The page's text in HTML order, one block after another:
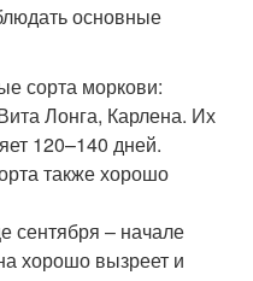
основные
сорта моркови:
Лонга, Карлена. Их
120–140 дней.
также хорошо
сентября – начале
хорошо вызреет и